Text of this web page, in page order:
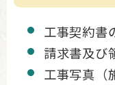
工事契約書
請求書及び
工事写真（